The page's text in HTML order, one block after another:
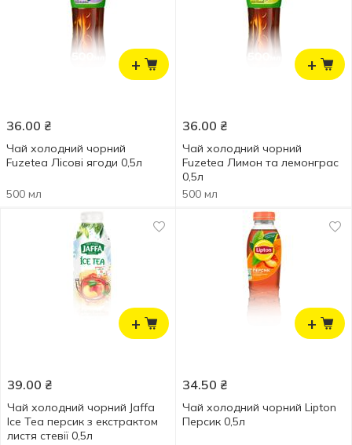
+
36.00 ₴
Чай холодний чорний
Fuzetea Лісові ягоди 0,5л
500 мл
+
36.00 ₴
Чай холодний чорний
Fuzetea Лимон та лемонграс
0,5л
500 мл
+
39.00 ₴
Чай холодний чорний Jaffa
Ice Tea персик з екстрактом
листя стевії 0,5л
+
34.50 ₴
Чай холодний чорний Lipton
Персик 0,5л